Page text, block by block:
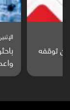
باحثون من
واعدة منشورة